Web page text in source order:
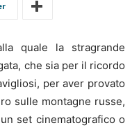
quale la stragrande
che sia per il ricordo
per aver provato
sulle montagne russe,
set cinematografico o